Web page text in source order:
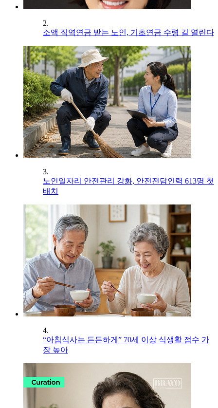
2.
소액 직역연금 받는 노인, 기초연금 수령 길 열린다
3.
노인일자리 안전관리 강화, 안전전담인력 613명 첫
배치
4.
“아침식사는 든든하게” 70세 이상 식생활 점수 가
장 높아